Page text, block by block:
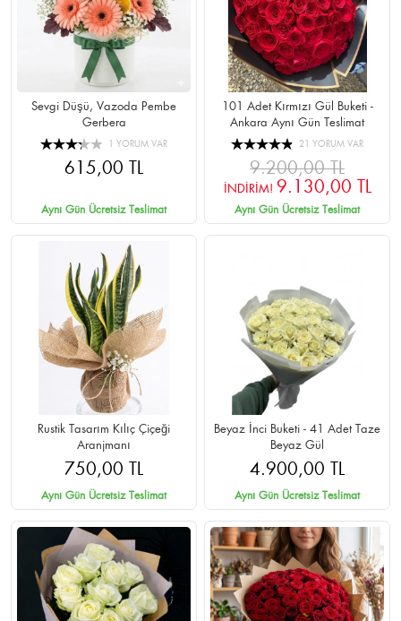
Sevgi Düşü, Vazoda Pembe
Gerbera
1 YORUM VAR
615,00 TL
Aynı Gün Ücretsiz Teslimat
101 Adet Kırmızı Gül Buketi -
Ankara Aynı Gün Teslimat
21 YORUM VAR
9.200,00 TL
İNDİRİM! 9.130,00 TL
Aynı Gün Ücretsiz Teslimat
Rustik Tasarım Kılıç Çiçeği
Aranjmanı
750,00 TL
Aynı Gün Ücretsiz Teslimat
Beyaz İnci Buketi - 41 Adet Taze
Beyaz Gül
4.900,00 TL
Aynı Gün Ücretsiz Teslimat